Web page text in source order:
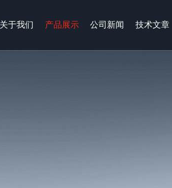
关于我们 产品展示 公司新闻 技术文章